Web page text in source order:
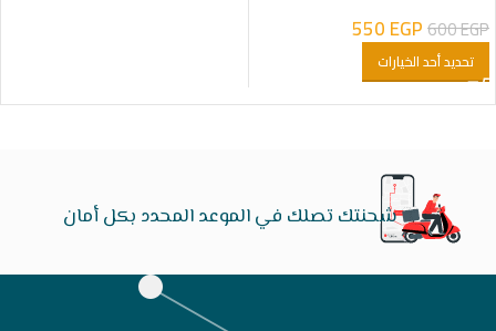
600EGP
550EGP
تحديد أحد الخيارات
شحنتك تصلك في الموعد المحدد بكل أمان